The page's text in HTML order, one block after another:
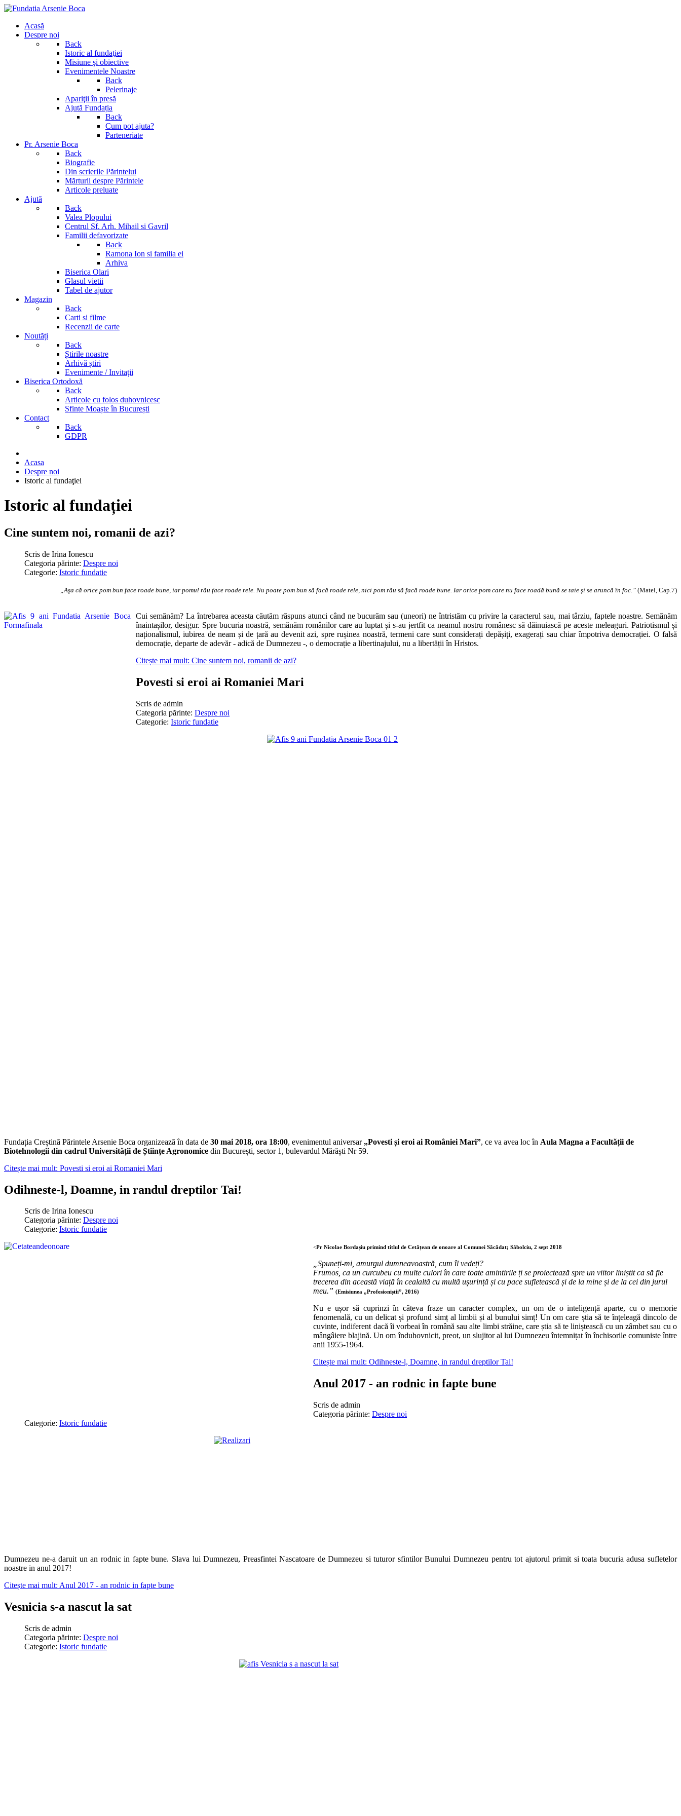
Acasă
Despre noi
Back
Istoric al fundaţiei
Misiune şi obiective
Evenimentele Noastre
Back
Pelerinaje
Apariţii în presă
Ajută Fundația
Back
Cum pot ajuta?
Parteneriate
Pr. Arsenie Boca
Back
Biografie
Din scrierile Părintelui
Mărturii despre Părintele
Articole preluate
Ajută
Back
Valea Plopului
Centrul Sf. Arh. Mihail si Gavril
Familii defavorizate
Back
Ramona Ion si familia ei
Arhiva
Biserica Olari
Glasul vietii
Tabel de ajutor
Magazin
Back
Carti si filme
Recenzii de carte
Noutăți
Back
Știrile noastre
Arhivă știri
Evenimente / Invitații
Biserica Ortodoxă
Back
Articole cu folos duhovnicesc
Sfinte Moaște în București
Contact
Back
GDPR
Acasa
Despre noi
Istoric al fundaţiei
Istoric al fundației
Cine suntem noi, romanii de azi?
Scris de Irina Ionescu
Categoria părinte: Despre noi
Categorie: Istoric fundatie
„Aşa că orice pom bun face roade bune, iar pomul rău face roade rele. Nu poate pom bun să facă roade rele, nici pom rău să facă roade bune. Iar orice pom care nu face roadă bună se taie şi se aruncă în foc.” (Matei, Cap.7)
Cui semănăm? La întrebarea aceasta căutăm răspuns atunci când ne bucurăm sau (uneori) ne întristăm cu privire la caracterul sau, mai târziu, faptele noastre. Semănăm
înaintașilor, desigur. Spre bucuria noastră, semănăm românilor care au luptat și s-au jertfit ca neamul nostru românesc să dăinuiască pe aceste meleaguri. Patriotismul și
naționalismul, iubirea de neam și de țară au devenit azi, spre rușinea noastră, termeni care sunt considerați depășiți, exagerați sau chiar împotriva democrației. O falsă
democrație, departe de adevăr - adică de Dumnezeu -, o democrație a libertinajului, nu a libertății în Hristos.
Citește mai mult: Cine suntem noi, romanii de azi?
Povesti si eroi ai Romaniei Mari
Scris de admin
Categoria părinte: Despre noi
Categorie: Istoric fundatie
Fundația Creștină Părintele Arsenie Boca organizează în data de 30 mai 2018, ora 18:00, evenimentul aniversar „Povesti și eroi ai României Mari”, ce va avea loc în Aula Magna a Facultății de
Biotehnologii din cadrul Universității de Științe Agronomice din București, sector 1, bulevardul Mărăști Nr 59.
Citește mai mult: Povesti si eroi ai Romaniei Mari
Odihneste-l, Doamne, in randul dreptilor Tai!
Scris de Irina Ionescu
Categoria părinte: Despre noi
Categorie: Istoric fundatie
<Pr Nicolae Bordașiu primind titlul de Cetățean de onoare al Comunei Săcădat; Săbolciu, 2 sept 2018
„Spuneți-mi, amurgul dumneavoastră, cum îl vedeți?
Frumos, ca un curcubeu cu multe culori în care toate amintirile ți se proiectează spre un viitor liniștit ca să fie
trecerea din această viață în cealaltă cu multă ușurință și cu pace sufletească și de la mine și de la cei din jurul
meu.” (Emisiunea „Profesioniștii”, 2016)
Nu e ușor să cuprinzi în câteva fraze un caracter complex, un om de o inteligență aparte, cu o memorie
fenomenală, cu un delicat și profund simț al limbii și al bunului simț! Un om care știa să te înțeleagă dincolo de
cuvinte, indiferent dacă îi vorbeai în română sau alte limbi străine, care știa să te liniștească cu un zâmbet sau cu o
mângâiere blajină. Un om înduhovnicit, preot, un slujitor al lui Dumnezeu întemnițat în închisorile comuniste între
anii 1955-1964.
Citește mai mult: Odihneste-l, Doamne, in randul dreptilor Tai!
Anul 2017 - an rodnic in fapte bune
Scris de admin
Categoria părinte: Despre noi
Categorie: Istoric fundatie
Dumnezeu ne-a daruit un an rodnic in fapte bune. Slava lui Dumnezeu, Preasfintei Nascatoare de Dumnezeu si tuturor sfintilor Bunului Dumnezeu pentru tot ajutorul primit si toata bucuria adusa sufletelor
noastre in anul 2017!
Citește mai mult: Anul 2017 - an rodnic in fapte bune
Vesnicia s-a nascut la sat
Scris de admin
Categoria părinte: Despre noi
Categorie: Istoric fundatie